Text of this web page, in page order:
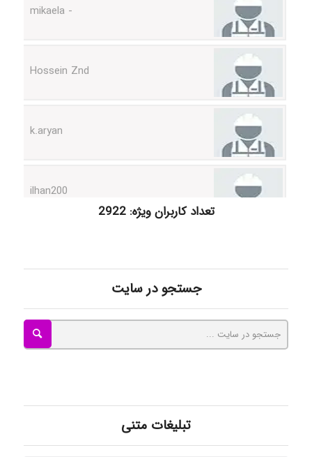
Tavan
تعداد کاربران ویژه: 2922
جستجو در سایت
تبلیغات متنی